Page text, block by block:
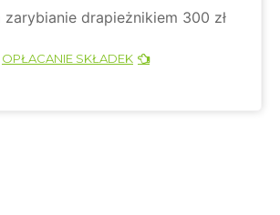
zarybianie drapieżnikiem 300 zł
OPŁACANIE SKŁADEK